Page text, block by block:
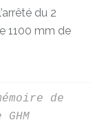
du 2
1100 mm de
de